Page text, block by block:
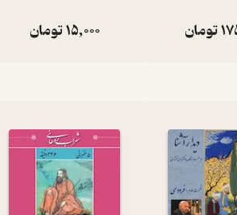
تومان 15,000تومان